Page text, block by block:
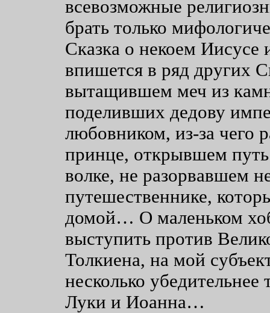
всевозможные
брать только
Сказка о некоем Иисусе
впишется в ряд других
вытащившем меч из
поделивших дедову
любовником, из-за чего
принце, открывшем путь
волке, не разорвавшем
путешественнике,
домой… О маленьком
выступить против
Толкиена, на мой
несколько
Луки и Иоанна…